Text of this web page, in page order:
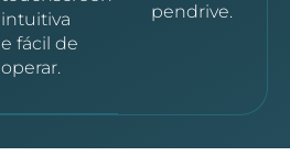
intuitiva
e fácil de
operar.
pendrive.